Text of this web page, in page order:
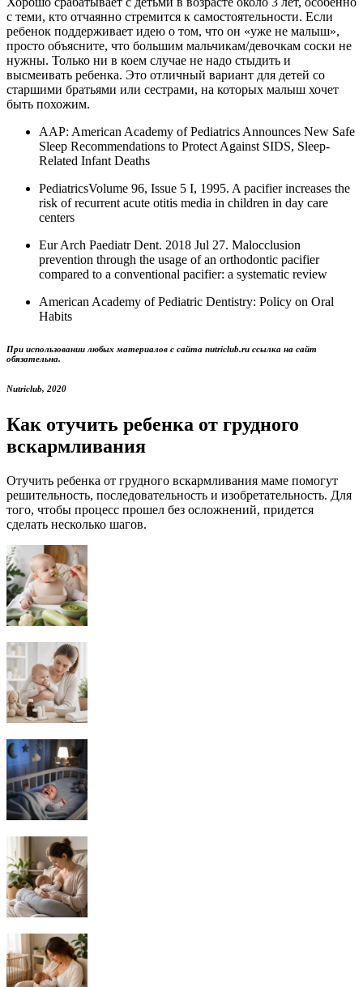
с теми, кто отчаянно стремится к самостоятельности. Если
ребенок поддерживает идею о том, что он «уже не малыш»,
просто объясните, что большим мальчикам/девочкам соски не
нужны. Только ни в коем случае не надо стыдить и
высмеивать ребенка. Это отличный вариант для детей со
старшими братьями или сестрами, на которых малыш хочет
быть похожим.
AAP: American Academy of Pediatrics Announces New Safe
Sleep Recommendations to Protect Against SIDS, Sleep-
Related Infant Deaths
PediatricsVolume 96, Issue 5 I, 1995. A pacifier increases the
risk of recurrent acute otitis media in children in day care
centers
Eur Arch Paediatr Dent. 2018 Jul 27. Malocclusion
prevention through the usage of an orthodontic pacifier
compared to a conventional pacifier: a systematic review
American Academy of Pediatric Dentistry: Policy on Oral
Habits
При использовании любых материалов с сайта nutriclub.ru ссылка на сайт
обязательна.
Nutriclub, 2020
Как отучить ребенка от грудного
вскармливания
Отучить ребенка от грудного вскармливания маме помогут
решительность, последовательность и изобретательность. Для
того, чтобы процесс прошел без осложнений, придется
сделать несколько шагов.